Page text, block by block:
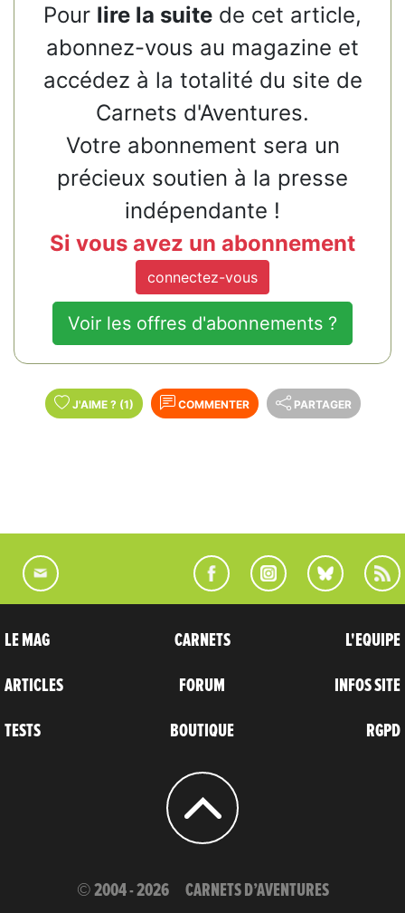
Pour lire la suite de cet article,
abonnez-vous au magazine et
accédez à la totalité du site de
Carnets d'Aventures.
Votre abonnement sera un
précieux soutien à la presse
indépendante !
Si vous avez un abonnement
connectez-vous
Voir les offres d'abonnements ?
J'AIME ? (1) COMMENTER PARTAGER
LE MAG
ARTICLES
TESTS
CARNETS
FORUM
BOUTIQUE
L'EQUIPE
INFOS SITE
RGPD
© 2004 - 2026 CARNETS D’AVENTURES